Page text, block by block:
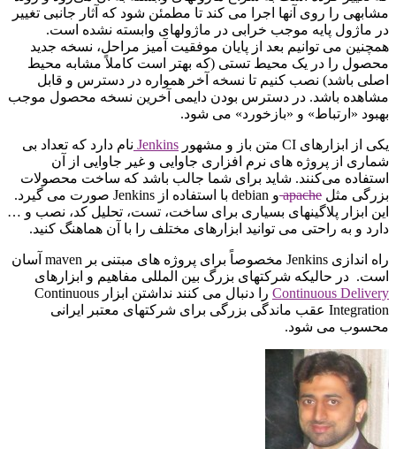
مشابهی را روی آنها اجرا می کند تا مطمئن شود که آثار جانبی تغییر
در ماژول پایه موجب خرابی در ماژولهای وابسته نشده است.
همچنین می توانیم بعد از پایان موفقیت آمیز مراحل، نسخه جدید
محصول را در یک محیط تستی (که بهتر است کاملاً مشابه محیط
اصلی باشد) نصب کنیم تا نسخه آخر همواره در دسترس و قابل
مشاهده باشد. در دسترس بودن دایمی آخرین نسخه محصول موجب
بهبود «ارتباط» و «بازخورد» می شود.
‫یکی از ابزارهای CI متن باز و مشهور Jenkins نام دارد که تعداد بی
شماری از پروژه های نرم افزاری جاوایی و غیر جاوایی از آن
استفاده می‌کنند. شاید برای شما جالب باشد که ساخت محصولات
بزرگی مثل apache
و debian با استفاده از Jenkins صورت می گیرد.
این ابزار پلاگینهای بسیاری برای ساخت، تست، تحلیل کد، نصب و …
دارد و به راحتی می توانید ابزارهای مختلف را با آن هماهنگ کنید.
‫راه اندازی Jenkins مخصوصاً برای پروژه های مبتنی بر maven آسان
است. در حالیکه شرکتهای بزرگ بین المللی مفاهیم و ابزارهای
Continuous Delivery
را دنبال می کنند نداشتن ابزار Continuous
Integration عقب ماندگی بزرگی برای شرکتهای معتبر ایرانی
محسوب می شود.